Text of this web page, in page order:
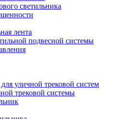
светильника
лента
подвесной системы
уличной трековой систем
трековой системы